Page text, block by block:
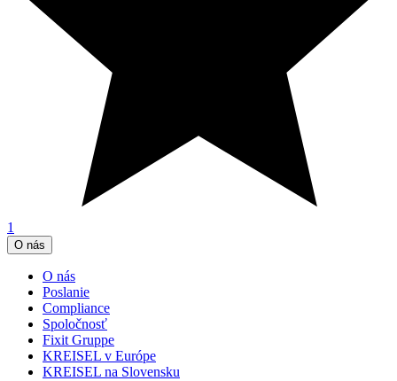
1
O nás
O nás
Poslanie
Compliance
Spoločnosť
Fixit Gruppe
KREISEL v Európe
KREISEL na Slovensku